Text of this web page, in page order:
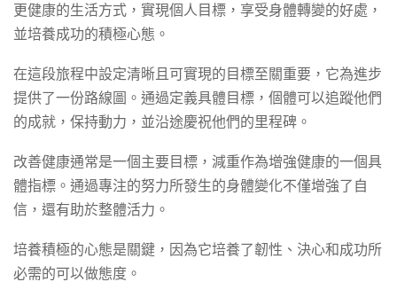
更健康的生活方式，實現個人目標，享受身體轉變的好處，
並培養成功的積極心態。
在這段旅程中設定清晰且可實現的目標至關重要，它為進步
提供了一份路線圖。通過定義具體目標，個體可以追蹤他們
的成就，保持動力，並沿途慶祝他們的里程碑。
改善健康通常是一個主要目標，減重作為增強健康的一個具
體指標。通過專注的努力所發生的身體變化不僅增強了自
信，還有助於整體活力。
培養積極的心態是關鍵，因為它培養了韌性、決心和成功所
必需的可以做態度。